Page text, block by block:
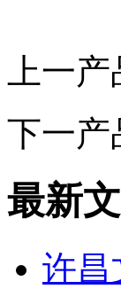
上一
下一产
最新
许昌